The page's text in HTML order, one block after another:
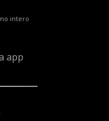
intero
app